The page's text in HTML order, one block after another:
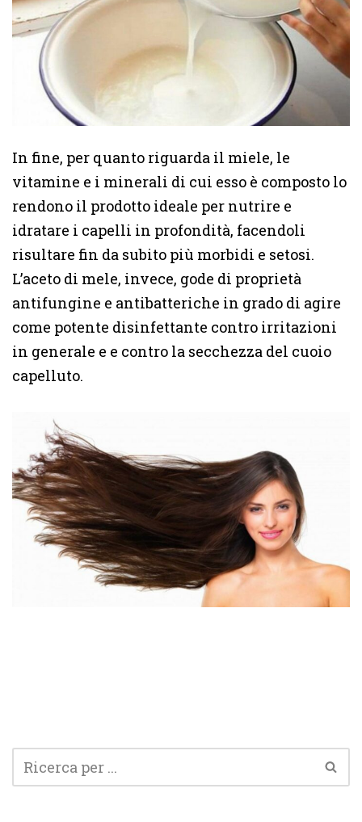
In fine, per quanto riguarda il miele, le
vitamine e i minerali di cui esso è composto lo
rendono il prodotto ideale per nutrire e
idratare i capelli in profondità, facendoli
risultare fin da subito più morbidi e setosi.
L’aceto di mele, invece, gode di proprietà
antifungine e antibatteriche in grado di agire
come potente disinfettante contro irritazioni
in generale e e contro la secchezza del cuoio
capelluto.